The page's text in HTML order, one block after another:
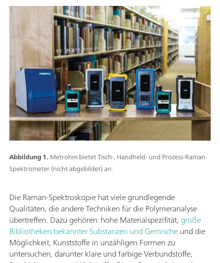
Abbildung 1. Metrohm bietet Tisch-, Handheld- und Prozess-Raman-
Spektrometer (nicht abgebildet) an.
Die Raman-Spektroskopie hat viele grundlegende
Qualitäten, die andere Techniken für die Polymeranalyse
übertreffen. Dazu gehören: hohe Materialspezifität,große
Bibliotheken bekannter Substanzen und Gemischeund die
Möglichkeit, Kunststoffe in unzähligen Formen zu
untersuchen, darunter klare und farbige Verbundstoffe,